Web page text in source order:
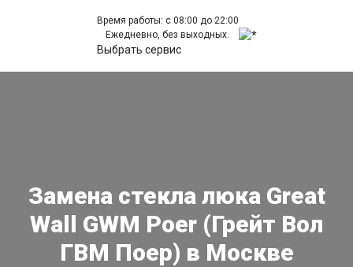
Время работы: с 08:00 до 22:00
Ежедневно, без выходных.
Выбрать сервис
Замена стекла люка Great
Wall GWM Poer (Грейт Вол
ГВМ Поер) в Москве